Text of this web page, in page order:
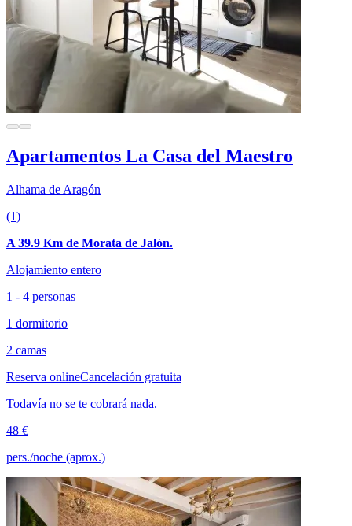
Apartamentos La Casa del Maestro
Alhama de Aragón
(1)
A 39.9 Km de Morata de Jalón.
Alojamiento entero
1 - 4 personas
1 dormitorio
2 camas
Reserva onlineCancelación gratuita
Todavía no se te cobrará nada.
48 €
pers./noche (aprox.)